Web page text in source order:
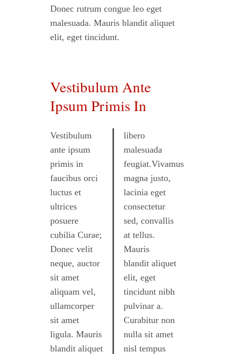
Donec rutrum congue leo eget
malesuada. Mauris blandit aliquet
elit, eget tincidunt.
Vestibulum Ante
Ipsum Primis In
Vestibulum
ante ipsum
primis in
faucibus orci
luctus et
ultrices
posuere
cubilia Curae;
Donec velit
neque, auctor
sit amet
aliquam vel,
ullamcorper
sit amet
ligula. Mauris
blandit aliquet
libero
malesuada
feugiat.Vivamus
magna justo,
lacinia eget
consectetur
sed, convallis
at tellus.
Mauris
blandit aliquet
elit, eget
tincidunt nibh
pulvinar a.
Curabitur non
nulla sit amet
nisl tempus